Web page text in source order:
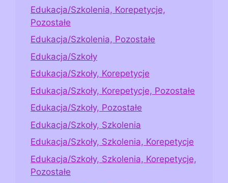
Edukacja/Szkolenia, Korepetycje,
Pozostałe
Edukacja/Szkolenia, Pozostałe
Edukacja/Szkoły
Edukacja/Szkoły, Korepetycje
Edukacja/Szkoły, Korepetycje, Pozostałe
Edukacja/Szkoły, Pozostałe
Edukacja/Szkoły, Szkolenia
Edukacja/Szkoły, Szkolenia, Korepetycje
Edukacja/Szkoły, Szkolenia, Korepetycje,
Pozostałe